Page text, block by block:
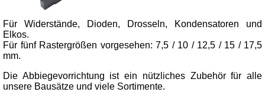
Für Widerstände, Dioden, Drosseln, Kondensatoren und
Elkos.
Für fünf Rastergrößen vorgesehen: 7,5 / 10 / 12,5 / 15 / 17,5
mm.
Die Abbiegevorrichtung ist ein nützliches Zubehör für alle
unsere Bausätze und viele Sortimente.